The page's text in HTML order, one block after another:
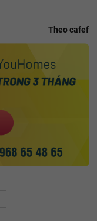
Theo cafef